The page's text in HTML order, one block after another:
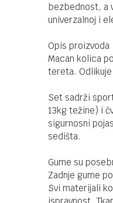
bezbednost, a
univerzalnoj i
Opis proizvoda
Macan kolica
tereta.
Set sadrži
13kg težine) i
sigurnosni
sedišta.
Gume su
Zadnje gume
Svi materijali